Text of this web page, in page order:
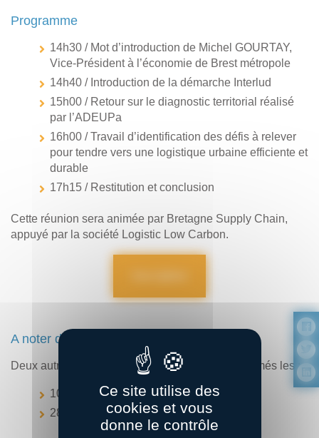
Programme
14h30 / Mot d’introduction de Michel GOURTAY,
Vice-Président à l’économie de Brest métropole
14h40 / Introduction de la démarche Interlud
15h00 / Retour sur le diagnostic territorial réalisé
par l’ADEUPa
16h00 / Travail d’identification des défis à relever
pour tendre vers une logistique urbaine efficiente et
durable
17h15 / Restitution et conclusion
Cette réunion sera animée par Bretagne Supply Chain,
appuyé par la société Logistic Low Carbon.
A noter dans vos agendas
Deux autres ateliers thématiques seront programmés les :
10 février matin,
28 février après-midi.
Ce site utilise des
cookies et vous
donne le contrôle